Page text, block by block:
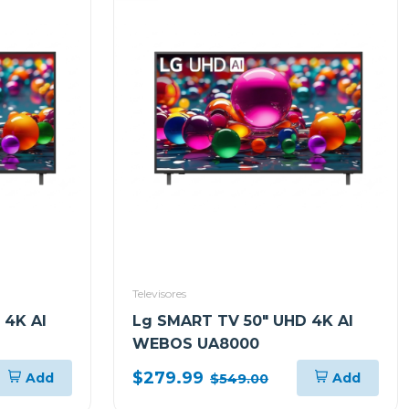
4K AI
Add
Televisores
Lg SMART TV 50" UHD 4K AI
WEBOS UA8000
$279.99 $549.00 Add